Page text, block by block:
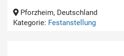
Pforzheim, Deutschland
Kategorie: Festanstellung